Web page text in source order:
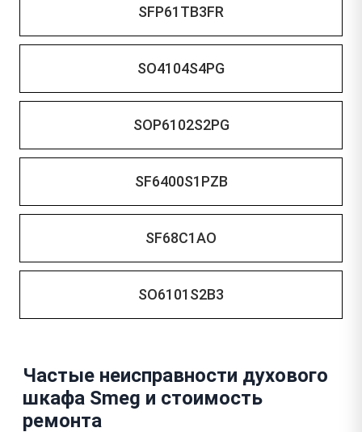
SFP61TB3FR
SO4104S4PG
SOP6102S2PG
SF6400S1PZB
SF68C1AO
SO6101S2B3
Частые неисправности духового
шкафа Smeg и стоимость
ремонта